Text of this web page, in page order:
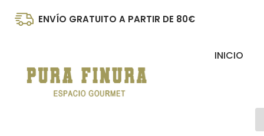
ENVÍO GRATUITO A PARTIR DE 80€
INICIO